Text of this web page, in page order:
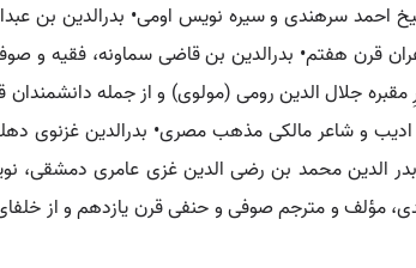
سرهندی و سیره نویس اومی• بدرالدین بن
قرن هفتم• بدرالدین بن قاضی سماونه، فقیه و
مقبره جلال الدین رومی (مولوی) و از جمله
و شاعر مالکی مذهب مصری• بدرالدین غزنوی
الدین محمد بن رضی الدین غزی عامری دمشقی،
مؤلف و مترجم صوفی و حنفی قرن یازدهم و از